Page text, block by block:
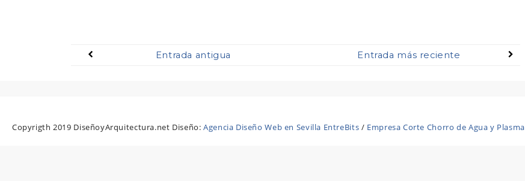
Entrada más reciente
Entrada antigua
Copyrigth 2019 DiseñoyArquitectura.net Diseño:Agencia Diseño Web en Sevilla EntreBits / Empresa Corte Chorro de Agua y Plasma